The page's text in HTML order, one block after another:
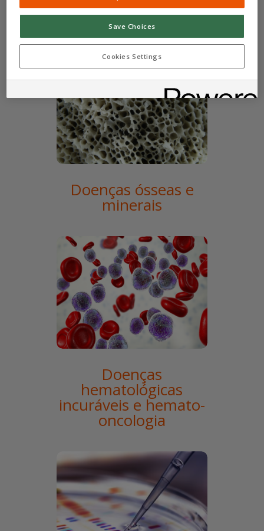
sorrir.
Doenças ósseas e
minerais
Doenças
hematológicas
incuráveis e hemato-
oncologia
Save Choices
Cookies Settings